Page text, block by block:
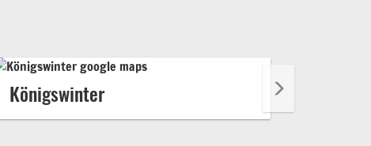
Königswinter